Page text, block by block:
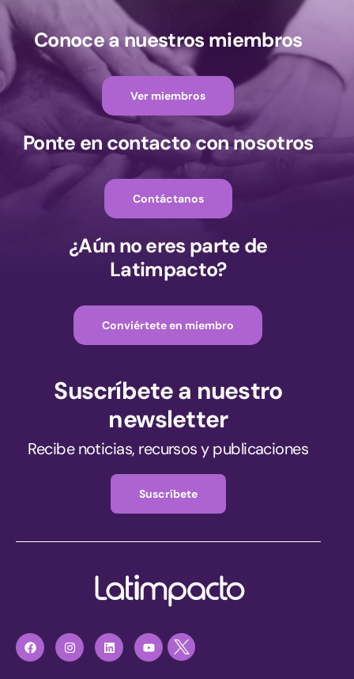
Conoce a nuestros miembros
Ver miembros
Ponte en contacto con nosotros
Contáctanos
¿Aún no eres parte de
Latimpacto?
Conviértete en miembro
Suscríbete a nuestro
newsletter
Recibe noticias, recursos y publicaciones
Suscríbete